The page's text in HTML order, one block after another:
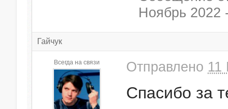
Ноябрь 2022
Гайчук
Всегда на связи Отправлено 11
Спасибо за